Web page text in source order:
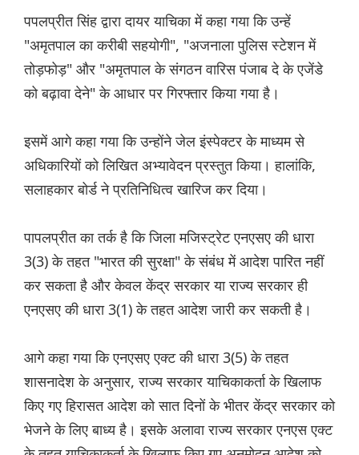
पपलप्रीत सिंह द्वारा दायर याचिका में कहा गया कि उन्हें
"अमृतपाल का करीबी सहयोगी", "अजनाला पुलिस स्टेशन में
तोड़फोड़" और "अमृतपाल के संगठन वारिस पंजाब दे के एजेंडे
को बढ़ावा देने" के आधार पर गिरफ्तार किया गया है।
इसमें आगे कहा गया कि उन्होंने जेल इंस्पेक्टर के माध्यम से
अधिकारियों को लिखित अभ्यावेदन प्रस्तुत किया। हालांकि,
सलाहकार बोर्ड ने प्रतिनिधित्व खारिज कर दिया।
पापलप्रीत का तर्क है कि जिला मजिस्ट्रेट एनएसए की धारा
3(3) के तहत "भारत की सुरक्षा" के संबंध में आदेश पारित नहीं
कर सकता है और केवल केंद्र सरकार या राज्य सरकार ही
एनएसए की धारा 3(1) के तहत आदेश जारी कर सकती है।
आगे कहा गया कि एनएसए एक्ट की धारा 3(5) के तहत
शासनादेश के अनुसार, राज्य सरकार याचिकाकर्ता के खिलाफ
किए गए हिरासत आदेश को सात दिनों के भीतर केंद्र सरकार को
भेजने के लिए बाध्य है। इसके अलावा राज्य सरकार एनएस एक्ट